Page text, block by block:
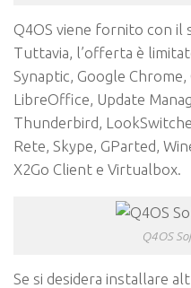
Q4OS viene fornito con il
Tuttavia, l’offerta è
Synaptic, Google
LibreOffice, Update
Thunderbird,
Rete, Skype, GParted,
X2Go Client e Virtualbox.
Q4OS
Se si desidera installare